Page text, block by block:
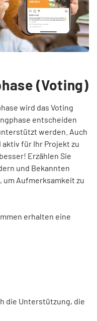
(Voting)
wird das Voting
entscheiden
werden. Auch
für Ihr Projekt zu
Erzählen Sie
und Bekannten
um Aufmerksamkeit zu
erhalten eine
die Unterstützung, die